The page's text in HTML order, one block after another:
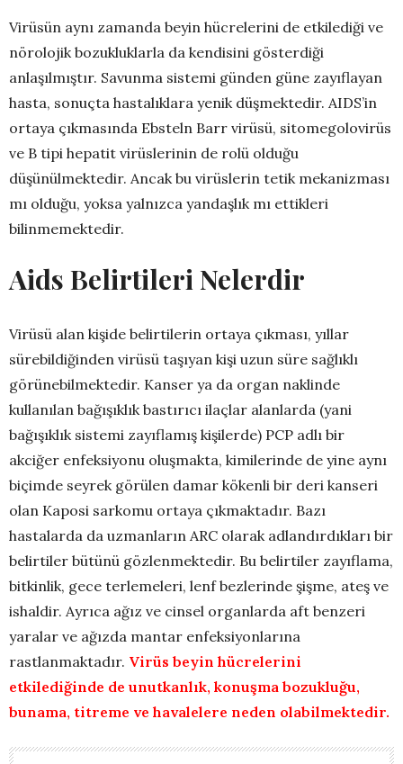
Virüsün aynı zamanda beyin hücrelerini de etkilediği ve
nörolojik bozukluklarla da kendisini gösterdiği
anlaşılmıştır. Savunma sistemi günden güne zayıflayan
hasta, sonuçta hastalıklara yenik düşmektedir. AIDS’in
ortaya çıkmasında Ebsteln Barr virüsü, sitomegolovirüs
ve B tipi hepatit virüslerinin de rolü olduğu
düşünülmektedir. Ancak bu virüslerin tetik mekanizması
mı olduğu, yoksa yalnızca yandaşlık mı ettikleri
bilinmemektedir.
Aids Belirtileri Nelerdir
Virüsü alan kişide belirtilerin ortaya çıkması, yıllar
sürebildiğinden virüsü taşıyan kişi uzun süre sağlıklı
görünebilmektedir. Kanser ya da organ naklinde
kullanılan bağışıklık bastırıcı ilaçlar alanlarda (yani
bağışıklık sistemi zayıflamış kişilerde) PCP adlı bir
akciğer enfeksiyonu oluşmakta, kimilerinde de yine aynı
biçimde seyrek görülen damar kökenli bir deri kanseri
olan Kaposi sarkomu ortaya çıkmaktadır. Bazı
hastalarda da uzmanların ARC olarak adlandırdıkları bir
belirtiler bütünü gözlenmektedir. Bu belirtiler zayıflama,
bitkinlik, gece terlemeleri, lenf bezlerinde şişme, ateş ve
ishaldir. Ayrıca ağız ve cinsel organlarda aft benzeri
yaralar ve ağızda mantar enfeksiyonlarına
rastlanmaktadır. Virüs beyin hücrelerini
etkilediğinde de unutkanlık, konuşma bozukluğu,
bunama, titreme ve havalelere neden olabilmektedir.